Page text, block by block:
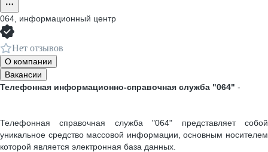
064, информационный центр
Нет отзывов
О компании
Вакансии
Телефонная информационно-справочная служба "064" -
Телефонная справочная служба "064" представляет собой
уникальное средство массовой информации, основным носителем
которой является электронная база данных.